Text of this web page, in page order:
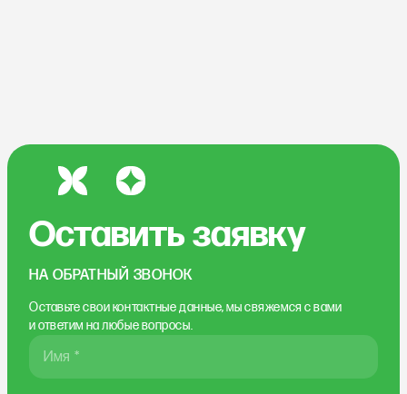
Оставить заявку
НА ОБРАТНЫЙ ЗВОНОК
Оставьте свои контактные данные, мы свяжемсяс вами
и ответим на любые вопросы.
Имя *